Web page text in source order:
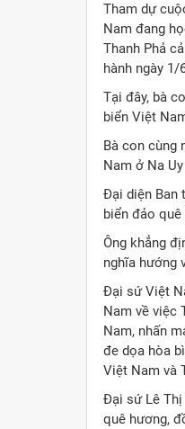
Tham dự
Nam đang
Thanh Phả
hành ngày 1/
Tại đây, bà
biển Việt
Bà con cùng
Nam ở Na
Đại diện Ban
biển đảo
Ông khẳng
nghĩa hướng
Đại sứ Việt
Nam về việc
Nam, nhấn
đe dọa hòa
Việt Nam và
Đại sứ Lê Thị
quê hương,